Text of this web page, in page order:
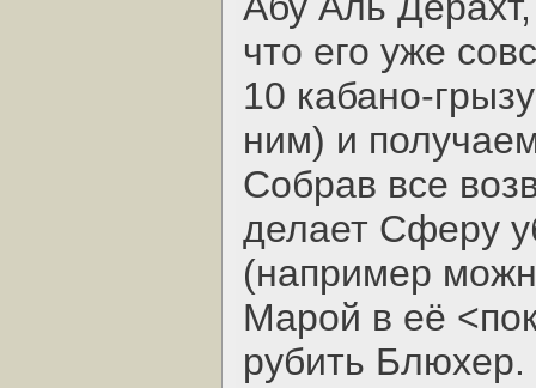
что его уже
10 кабано-
ним) и
Собрав все
делает Сферу
(например
Марой в её
рубить